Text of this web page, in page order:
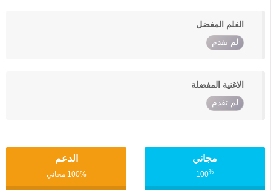
الفلم المفضل
لم تقدم
الاغنية المفضلة
لم تقدم
مجاني
100%
الدعم
100% مجاني